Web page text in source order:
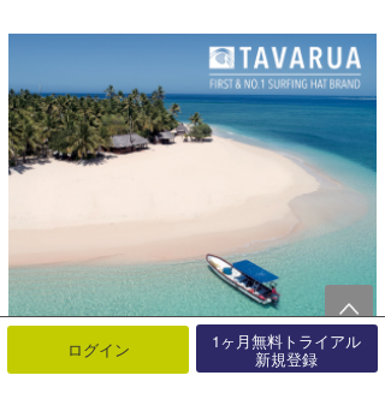
ログイン 1ヶ月無料トライアル
新規登録